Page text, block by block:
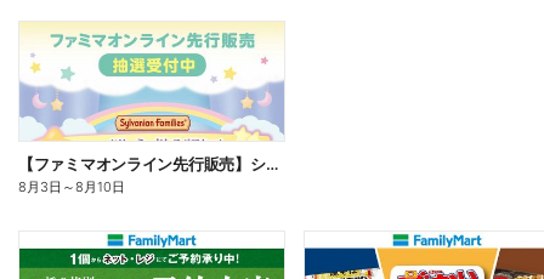
【ファミマオンライン先行販売】シルバニアファミリー
8月3日 ～8月10日